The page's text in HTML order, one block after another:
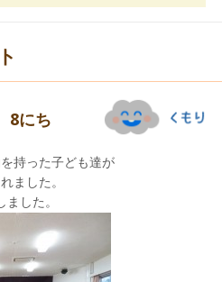
えてもらいまし
！
たね
にち
持った子ども達が
ました。
した。